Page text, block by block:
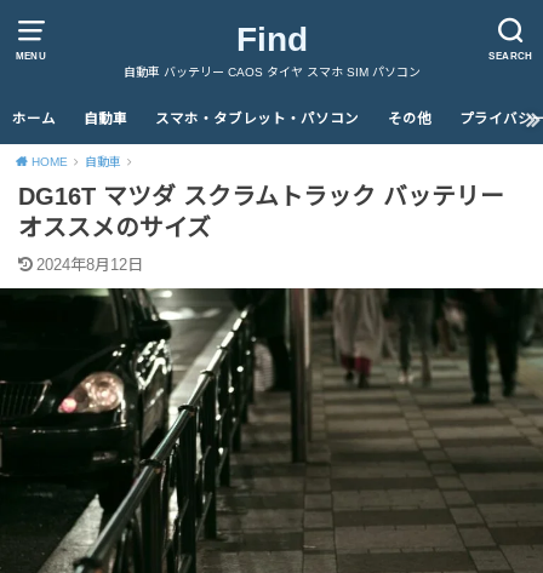
MENU SEARCH
Find
自動車 バッテリー CAOS タイヤ スマホ SIM パソコン
ホーム 自動車 スマホ・タブレット・パソコン その他 プライバシ
HOME 自動車
DG16T マツダ スクラムトラック バッテリー
オススメのサイズ
2024年8月12日